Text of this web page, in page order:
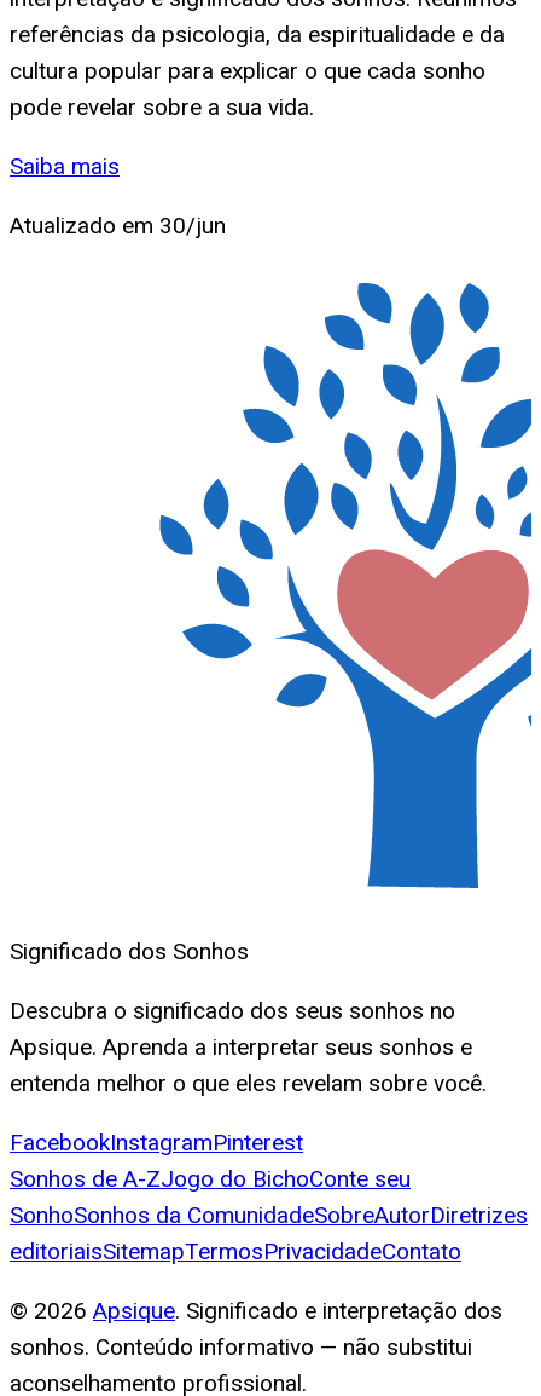
referências da psicologia, da espiritualidade e da
cultura popular para explicar o que cada sonho
pode revelar sobre a sua vida.
Saiba mais
Atualizado em 30/jun
Significado dos Sonhos
Descubra o significado dos seus sonhos no
Apsique. Aprenda a interpretar seus sonhos e
entenda melhor o que eles revelam sobre você.
FacebookInstagramPinterest
Sonhos de A-ZJogo do BichoConte seu
SonhoSonhos da ComunidadeSobreAutorDiretrizes
editoriaisSitemapTermosPrivacidadeContato
© 2026 Apsique. Significado e interpretação dos
sonhos. Conteúdo informativo — não substitui
aconselhamento profissional.